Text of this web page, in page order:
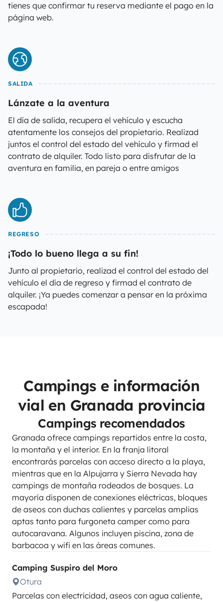
tienes que confirmar tu reserva mediante el pago en la
página web.
SALIDA
Lánzate a la aventura
El día de salida, recupera el vehículo y escucha
atentamente los consejos del propietario. Realizad
juntos el control del estado del vehículo y firmad el
contrato de alquiler. Todo listo para disfrutar de la
aventura en familia, en pareja o entre amigos
REGRESO
¡Todo lo bueno llega a su fin!
Junto al propietario, realizad el control del estado del
vehículo el día de regreso y firmad el contrato de
alquiler. ¡Ya puedes comenzar a pensar en la próxima
escapada!
Campings e información
vial en Granada provincia
Campings recomendados
Granada ofrece campings repartidos entre la costa,
la montaña y el interior. En la franja litoral
encontrarás parcelas con acceso directo a la playa,
mientras que en la Alpujarra y Sierra Nevada hay
campings de montaña rodeados de bosques. La
mayoría disponen de conexiones eléctricas, bloques
de aseos con duchas calientes y parcelas amplias
aptas tanto para furgoneta camper como para
autocaravana. Algunos incluyen piscina, zona de
barbacoa y wifi en las áreas comunes.
Camping Suspiro del Moro
Otura
Parcelas con electricidad, aseos con agua caliente,